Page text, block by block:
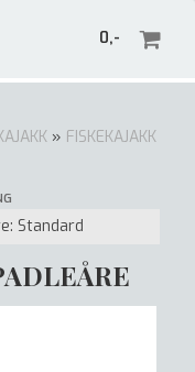
0,-
» FISKEKAJAKK